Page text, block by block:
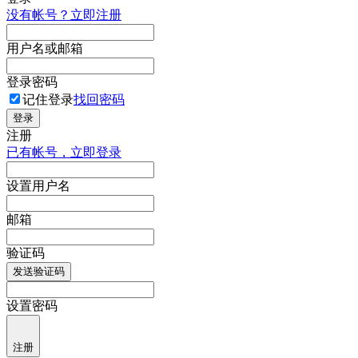
没有帐号？立即注册
用户名或邮箱
登录密码
记住登录找回密码
登录
注册
已有帐号，立即登录
设置用户名
邮箱
验证码
发送验证码
设置密码
注册